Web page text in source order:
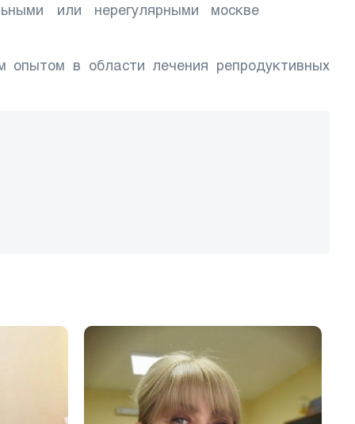
или нерегулярными
опытом в области лечения репродуктивных